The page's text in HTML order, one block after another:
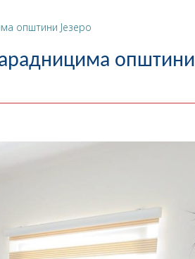
општини Језеро
општини